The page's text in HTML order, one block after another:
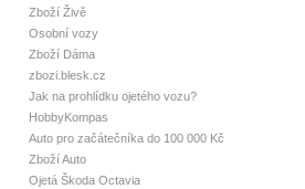
Zboží Živě
Osobní vozy
Zboží Dáma
zbozi.blesk.cz
Jak na prohlídku ojetého vozu?
HobbyKompas
Auto pro začátečníka do 100 000 Kč
Zboží Auto
Ojetá Škoda Octavia